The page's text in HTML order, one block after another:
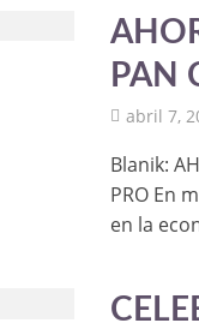
PAN
abril 7,
Blanik:
PRO En
en la